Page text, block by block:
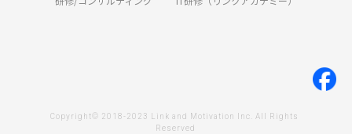
Copyright© 2018-2023 Link and Motivation Inc. All Rights
Reserved